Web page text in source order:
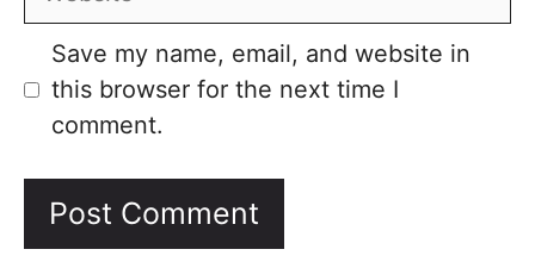
Save my name, email, and website in
this browser for the next time I
comment.